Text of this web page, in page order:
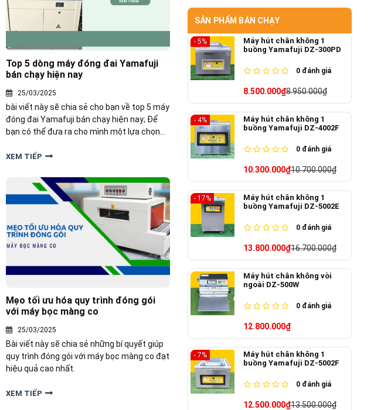
Top 5 dòng máy đóng đai Yamafuji
bán chạy hiện nay
25/03/2025
bài viết này sẽ chia sẻ cho bạn về top 5 máy
đóng đai Yamafuji bán chạy hiện nay; Để
bạn có thể đưa ra cho mình một lựa chọn
XEM TIẾP
Mẹo tối ưu hóa quy trình đóng gói
với máy bọc màng co
25/03/2025
Bài viết này sẽ chia sẻ những bí quyết giúp
quy trình đóng gói với máy bọc màng co đạt
hiệu quả cao nhất.
XEM TIẾP
SẢN PHẨM BÁN CHẠY
- 5%
Máy hút chân không 1
buồng Yamafuji DZ-300PD
0 đánh giá
8.500.000₫8.950.000₫
- 4%
Máy hút chân không 1
buồng Yamafuji DZ-4002F
0 đánh giá
10.300.000₫10.700.000₫
- 17%
Máy hút chân không 1
buồng Yamafuji DZ-5002E
0 đánh giá
13.800.000₫16.700.000₫
Máy hút chân không vòi
ngoài DZ-500W
0 đánh giá
12.800.000₫
- 7%
Máy hút chân không 1
buồng Yamafuji DZ-5002F
0 đánh giá
12.500.000₫13.500.000₫